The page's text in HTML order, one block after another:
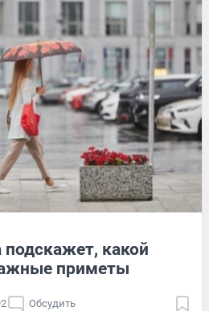
подскажет, какой
приметы
Обсудить